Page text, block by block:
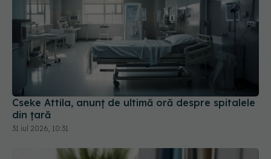
Cseke Attila, anunț de ultimă oră despre spitalele
din țară
31 iul 2026, 10:31